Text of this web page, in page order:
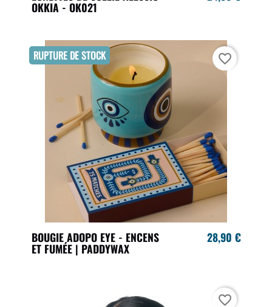
OKKIA - OK021
BOUGIE ADOPO EYE - ENCENS
ET FUMÉE | PADDYWAX
28,90 €
RUPTURE DE STOCK favorite_border
favorite_border